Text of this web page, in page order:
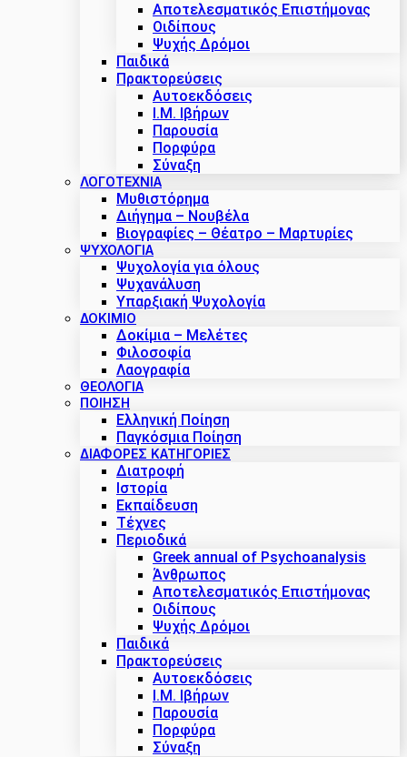
Αποτελεσματικός Επιστήμονας
Οιδίπους
Ψυχής Δρόμοι
Παιδικά
Πρακτoρεύσεις
Αυτοεκδόσεις
Ι.Μ. Ιβήρων
Παρουσία
Πορφύρα
Σύναξη
ΛΟΓΟΤΕΧΝΙΑ
Μυθιστόρημα
Διήγημα – Νουβέλα
Βιογραφίες – Θέατρο – Μαρτυρίες
ΨΥΧΟΛΟΓΙΑ
Ψυχολογία για όλους
Ψυχανάλυση
Υπαρξιακή Ψυχολογία
ΔΟΚΊΜΙΟ
Δοκίμια – Μελέτες
Φιλοσοφία
Λαογραφία
ΘΕΟΛΟΓΙΑ
ΠΟΙΗΣΗ
Ελληνική Ποίηση
Παγκόσμια Ποίηση
ΔΙΑΦΟΡΕΣ ΚΑΤΗΓΟΡΙΕΣ
Διατροφή
Ιστορία
Εκπαίδευση
Τέχνες
Περιοδικά
Greek annual of Psychoanalysis
Άνθρωπος
Αποτελεσματικός Επιστήμονας
Οιδίπους
Ψυχής Δρόμοι
Παιδικά
Πρακτoρεύσεις
Αυτοεκδόσεις
Ι.Μ. Ιβήρων
Παρουσία
Πορφύρα
Σύναξη